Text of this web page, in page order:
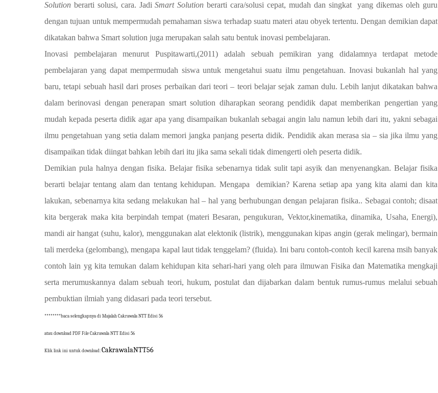
Solution berarti solusi, cara. JadiSmart Solution berarti cara/solusi cepat, mudah dan singkat yang dikemas oleh guru
dengan tujuan untuk mempermudah pemahaman siswa terhadap suatu materi atau obyek tertentu. Dengan demikian dapat
dikatakan bahwa Smart solution juga merupakan salah satu bentuk inovasi pembelajaran.
Inovasi pembelajaran menurut Puspitawarti,(2011) adalah sebuah pemikiran yang didalamnya terdapat metode
pembelajaran yang dapat mempermudah siswa untuk mengetahui suatu ilmu pengetahuan. Inovasi bukanlah hal yang
baru, tetapi sebuah hasil dari proses perbaikan dari teori – teori belajar sejak zaman dulu. Lebih lanjut dikatakan bahwa
dalam berinovasi dengan penerapan smart solution diharapkan seorang pendidik dapat memberikan pengertian yang
mudah kepada peserta didik agar apa yang disampaikan bukanlah sebagai angin lalu namun lebih dari itu, yakni sebagai
ilmu pengetahuan yang setia dalam memori jangka panjang peserta didik. Pendidik akan merasa sia – sia jika ilmu yang
disampaikan tidak diingat bahkan lebih dari itu jika sama sekali tidak dimengerti oleh peserta didik.
Demikian pula halnya dengan fisika. Belajar fisika sebenarnya tidak sulit tapi asyik dan menyenangkan. Belajar fisika
berarti belajar tentang alam dan tentang kehidupan. Mengapa demikian? Karena setiap apa yang kita alami dan kita
lakukan, sebenarnya kita sedang melakukan hal – hal yang berhubungan dengan pelajaran fisika.. Sebagai contoh; disaat
kita bergerak maka kita berpindah tempat (materi Besaran, pengukuran, Vektor,kinematika, dinamika, Usaha, Energi),
mandi air hangat (suhu, kalor), menggunakan alat elektonik (listrik), menggunakan kipas angin (gerak melingar), bermain
tali merdeka (gelombang), mengapa kapal laut tidak tenggelam? (fluida). Ini baru contoh-contoh kecil karena msih banyak
contoh lain yg kita temukan dalam kehidupan kita sehari-hari yang oleh para ilmuwan Fisika dan Matematika mengkaji
serta merumuskannya dalam sebuah teori, hukum, postulat dan dijabarkan dalam bentuk rumus-rumus melalui sebuah
pembuktian ilmiah yang didasari pada teori tersebut.
********baca selengkapnya di Majalah Cakrawala NTT Edisi 56
atau download PDF File Cakrawala NTT Edisi 56
Klik link ini untuk download: CakrawalaNTT56